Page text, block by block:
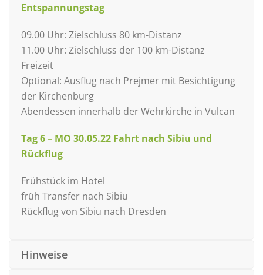
Entspannungstag
09.00 Uhr: Zielschluss 80 km-Distanz
11.00 Uhr: Zielschluss der 100 km-Distanz
Freizeit
Optional: Ausflug nach Prejmer mit Besichtigung
der Kirchenburg
Abendessen innerhalb der Wehrkirche in Vulcan
Tag 6 – MO 30.05.22 Fahrt nach Sibiu und
Rückflug
Frühstück im Hotel
früh Transfer nach Sibiu
Rückflug von Sibiu nach Dresden
Hinweise